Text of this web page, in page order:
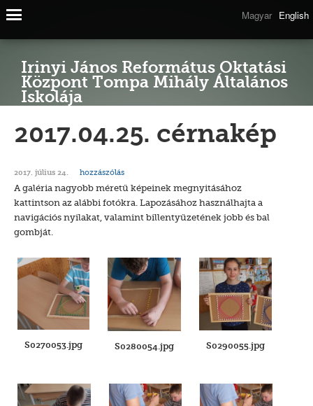
Magyar English
Irinyi János Református Oktatási
Központ Tompa Mihály Általános
Iskolája
2017.04.25. cérnakép
2017. július 24. hozzászólás
A galéria nagyobb méretű képeinek megnyitásához
kattintson az alábbi fotókra. Lapozásához használhajta a
navigációs nyilakat, valamint billentyűzetének jobb és bal
gombját.
S0270053.jpg S0280054.jpg S0290055.jpg